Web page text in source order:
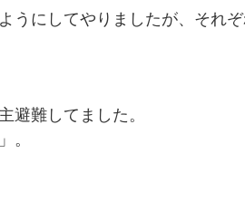
うにしてやりましたが、それ
避難してました。
。